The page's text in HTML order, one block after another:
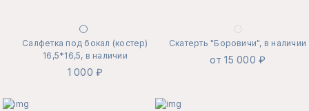
Салфетка под бокал (костер)
16,5*16,5, в наличии
1 000 ₽
Скатерть "Боровичи", в наличии
от 15 000 ₽